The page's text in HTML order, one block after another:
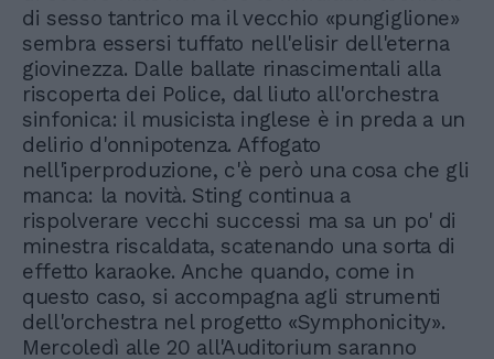
di sesso tantrico ma il vecchio «pungiglione»
sembra essersi tuffato nell'elisir dell'eterna
giovinezza. Dalle ballate rinascimentali alla
riscoperta dei Police, dal liuto all'orchestra
sinfonica: il musicista inglese è in preda a un
delirio d'onnipotenza. Affogato
nell'iperproduzione, c'è però una cosa che gli
manca: la novità. Sting continua a
rispolverare vecchi successi ma sa un po' di
minestra riscaldata, scatenando una sorta di
effetto karaoke. Anche quando, come in
questo caso, si accompagna agli strumenti
dell'orchestra nel progetto «Symphonicity».
Mercoledì alle 20 all'Auditorium saranno